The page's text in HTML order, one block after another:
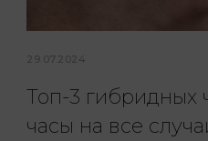
29.07.2024
Топ-3 гибридных
часы на все